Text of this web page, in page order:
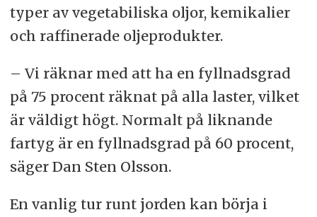
typer av vegetabiliska oljor, kemikalier
och raffinerade oljeprodukter.
– Vi räknar med att ha en fyllnadsgrad
på 75 procent räknat på alla laster, vilket
är väldigt högt. Normalt på liknande
fartyg är en fyllnadsgrad på 60 procent,
säger Dan Sten Olsson.
En vanlig tur runt jorden kan börja i